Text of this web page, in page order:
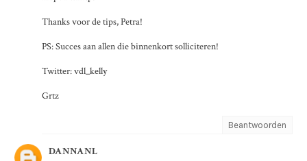
Thanks voor de tips, Petra!
PS: Succes aan allen die binnenkort solliciteren!
Twitter: vdl_kelly
Grtz
Beantwoorden
DANNANL